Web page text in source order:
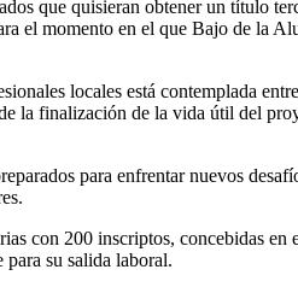
que quisieran obtener un título
el momento en el que Bajo de la
locales está contemplada
la finalización de la vida útil del
para enfrentar nuevos
con 200 inscriptos, concebidas
su salida laboral.